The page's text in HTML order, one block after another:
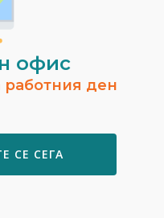
офис
работния ден
СЕ СЕГА